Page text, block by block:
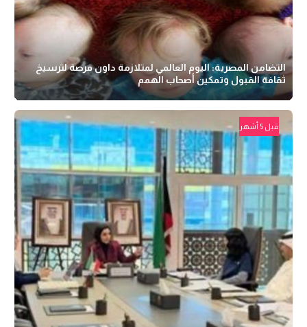
التضامن المصرية: اليوم العالمي لمتلازمة داون فرصة لترسيخ
ثقافة القبول وتمكين أصحاب الهمم
قبل 5 أشهر